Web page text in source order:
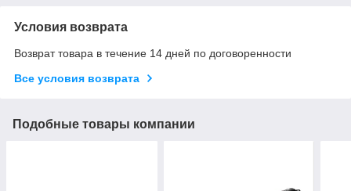
Условия возврата
Возврат товара в течение 14 дней по договоренности
Все условия возврата
Подобные товары компании